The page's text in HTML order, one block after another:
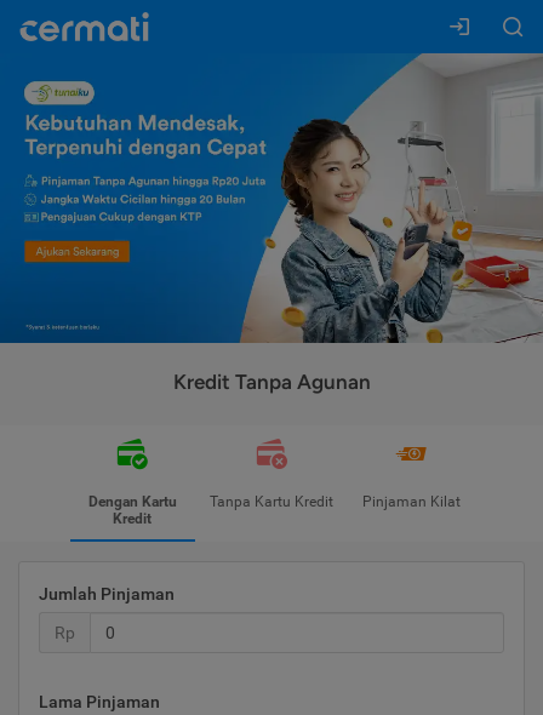
Kredit Tanpa Agunan
Dengan Kartu
Kredit
Tanpa Kartu Kredit Pinjaman Kilat
Jumlah Pinjaman
Rp
Lama Pinjaman